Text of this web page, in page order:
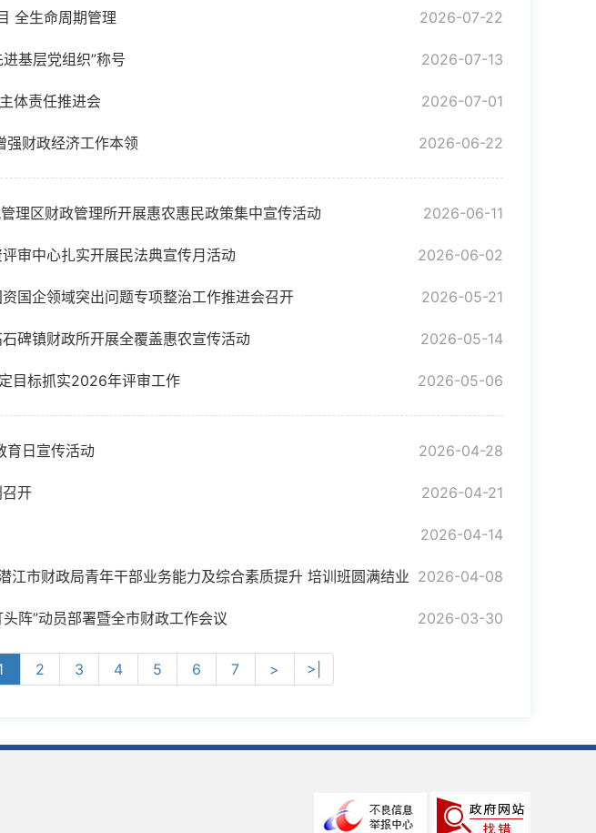
全生命周期管理 2026-07-22
基层党组织”称号 2026-07-13
体责任推进会 2026-07-01
强财政经济工作本领 2026-06-22
理区财政管理所开展惠农惠民政策集中宣传活动 2026-06-11
审中心扎实开展民法典宣传月活动 2026-06-02
国企领域突出问题专项整治工作推进会召开 2026-05-21
碑镇财政所开展全覆盖惠农宣传活动 2026-05-14
目标抓实2026年评审工作 2026-05-06
育日宣传活动 2026-04-28
开 2026-04-21
2026-04-14
市财政局青年干部业务能力及综合素质提升 培训班圆满结业 2026-04-08
阵”动员部署暨全市财政工作会议 2026-03-30
2 3 4 5 6 7 > >|